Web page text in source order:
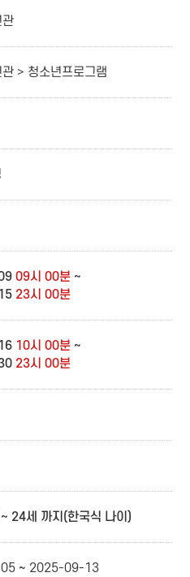
관
> 청소년프로그램
09시 00분 ~
23시 00분
10시 00분 ~
23시 00분
24세 까지(한국식 나이)
~ 2025-09-13